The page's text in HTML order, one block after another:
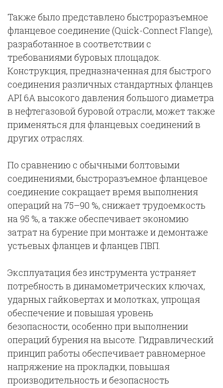
Также было представлено быстроразъемное
фланцевое соединение (Quick-Connect Flange),
разработанное в соответствии с
требованиями буровых площадок.
Конструкция, предназначенная для быстрого
соединения различных стандартных фланцев
API 6A высокого давления большого диаметра
в нефтегазовой буровой отрасли, может также
применяться для фланцевых соединений в
других отраслях.
По сравнению с обычными болтовыми
соединениями, быстроразъемное фланцевое
соединение сокращает время выполнения
операций на 75–90 %, снижает трудоемкость
на 95 %, а также обеспечивает экономию
затрат на бурение при монтаже и демонтаже
устьевых фланцев и фланцев ПВП.
Эксплуатация без инструмента устраняет
потребность в динамометрических ключах,
ударных гайковертах и молотках, упрощая
обеспечение и повышая уровень
безопасности, особенно при выполнении
операций бурения на высоте. Гидравлический
принцип работы обеспечивает равномерное
напряжение на прокладки, повышая
производительность и безопасность